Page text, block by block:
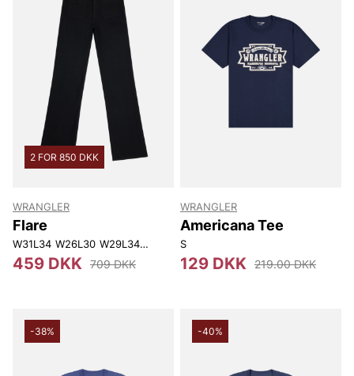
2 FOR 850 DKK
WRANGLER
Flare
W31L34 W26L30 W29L34 W25L32
459 DKK 709 DKK
WRANGLER
Americana Tee
S
129 DKK 219.00 DKK
-38% -40%